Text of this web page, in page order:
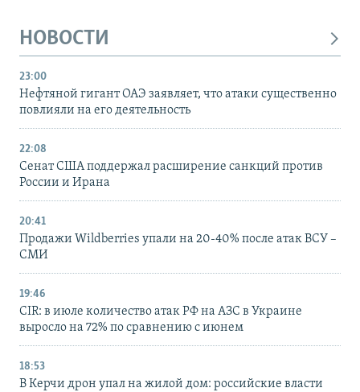
НОВОСТИ
23:00
Нефтяной гигант ОАЭ заявляет, что атаки существенно
повлияли на его деятельность
22:08
Сенат США поддержал расширение санкций против
России и Ирана
20:41
Продажи Wildberries упали на 20-40% после атак ВСУ –
СМИ
19:46
CIR: в июле количество атак РФ на АЗС в Украине
выросло на 72% по сравнению с июнем
18:53
В Керчи дрон упал на жилой дом: российские власти